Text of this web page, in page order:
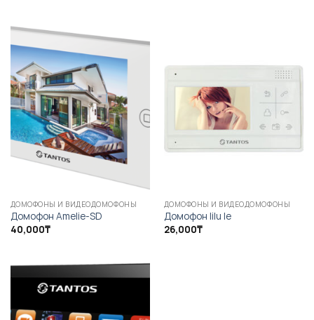
ДОМОФОНЫ И ВИДЕОДОМОФОНЫ
Домофон Amelie-SD
40,000₸
ДОМОФОНЫ И ВИДЕОДОМОФОНЫ
Домофон lilu le
26,000₸